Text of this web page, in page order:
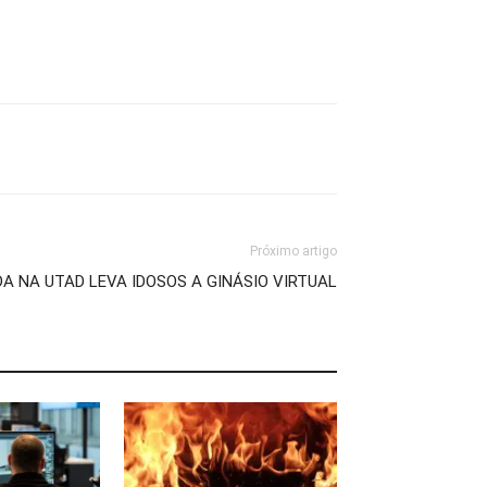
Próximo artigo
NA UTAD LEVA IDOSOS A GINÁSIO VIRTUAL